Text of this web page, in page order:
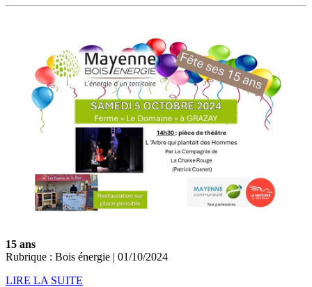
15 ans
Rubrique : Bois énergie | 01/10/2024
LIRE LA SUITE